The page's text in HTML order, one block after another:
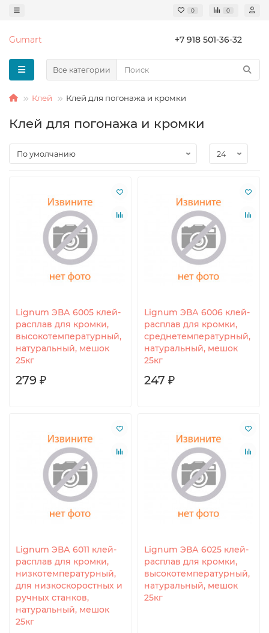
0 0
Gumart +7 918 501-36-32
Все категории
Клей Клей для погонажа и кромки
Клей для погонажа и кромки
Lignum ЭВА 6005 клей-
расплав для кромки,
высокотемпературный,
натуральный, мешок
25кг
279 ₽
Lignum ЭВА 6006 клей-
расплав для кромки,
среднетемпературный,
натуральный, мешок
25кг
247 ₽
Lignum ЭВА 6011 клей-
расплав для кромки,
низкотемпературный,
для низкоскоростных и
ручных станков,
натуральный, мешок
25кг
Lignum ЭВА 6025 клей-
расплав для кромки,
высокотемпературный,
натуральный, мешок
25кг